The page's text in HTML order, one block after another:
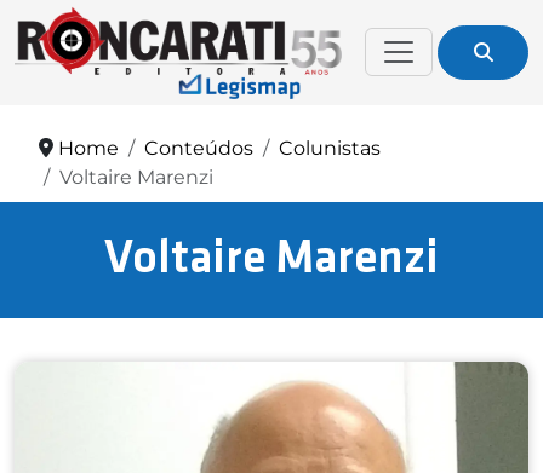
Home Conteúdos
Colunistas
Voltaire Marenzi
Voltaire Marenzi